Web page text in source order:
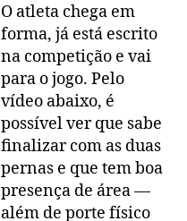
O atleta chega em
forma, já está escrito
na competição e vai
para o jogo. Pelo
vídeo abaixo, é
possível ver que sabe
finalizar com as duas
pernas e que tem boa
presença de área —
além de porte físico